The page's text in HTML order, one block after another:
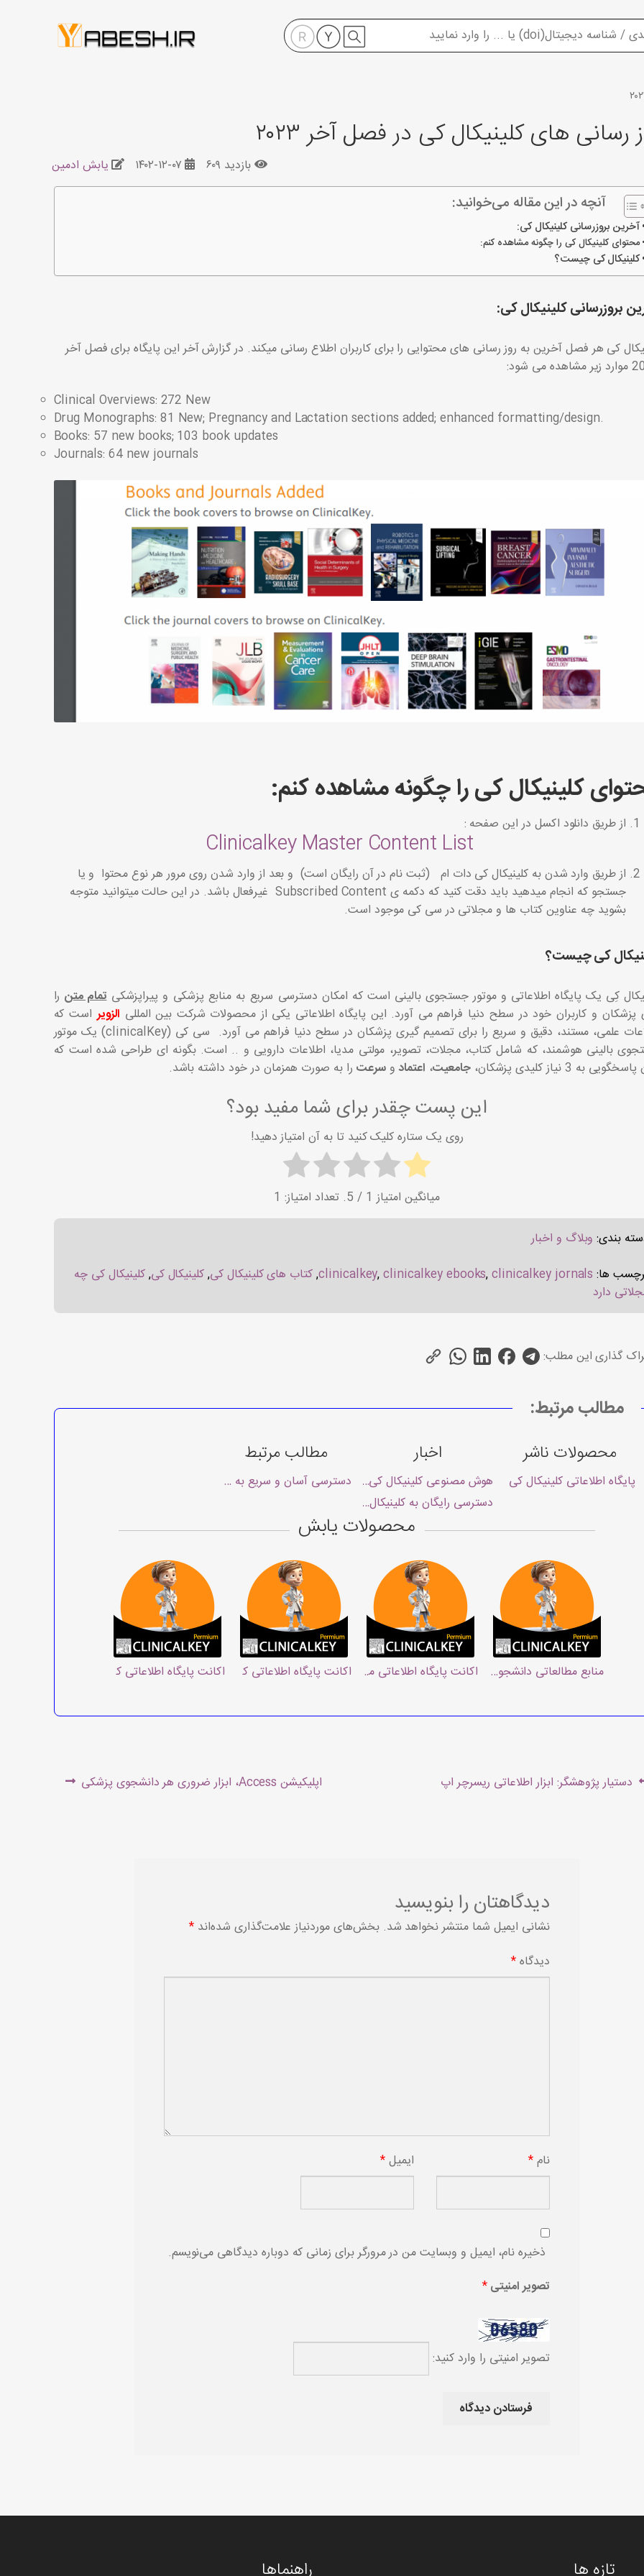
رسانی های کلینیکال کی در فصل آخر ۲۰۲۳
یابش ادمین ۱۴۰۲-۱۲-۰۷ بازدید ۶۰۹
آنچه در این مقاله می‌خوانید:
آخرین بروزرسانی کلینیکال کی:
محتوای کلینیکال کی را چگونه مشاهده کنم:
کلینیکال کی چیست؟
بروزرسانی کلینیکال کی:
کی هر فصل آخرین به روز رسانی های محتوایی را برای کاربران اطلاع رسانی میکند. در گزارش آخر این پایگاه برای فصل آخر
می شود:
Clinical Overviews: 272 New
Drug Monographs: 81 New; Pregnancy and Lactation sections added; enhanced formatting/design.
Books: 57 new books; 103 book updates
Journals: 64 new journals
کلینیکال کی را چگونه مشاهده کنم:
از طریق دانلود اکسل در این صفحه :
Clinicalkey Master Content List
از طریق وارد شدن به کلینیکال کی دات ام (ثبت نام در آن رایگان است) و بعد از وارد شدن روی مرور هر نوع محتوا و یا
جستجو که انجام میدهید باید دقت کنید که دکمه ی
Subscribed Content غیرفعال باشد. در این حالت میتوانید متوجه
بشوید چه عناوین کتاب ها و مجلاتی در سی کی موجود است.
کی چیست؟
کِی یک پایگاه اطلاعاتی و موتور جستجوی بالینی است که امکان دسترسی سریع به منابع پزشکی و پیراپزشکیتمام متن را
پزشکان و کاربران خود در سطح دنیا فراهم می آورد. این پایگاه اطلاعاتی یکی از محصولات شرکت بین المللی الزویراست که
اطلاعات علمی، مستند، دقیق و سریع را برای تصمیم گیری پزشکان در سطح دنیا فراهم می آورد. سی کی (clinicalKey) یک موتور
بالینی هوشمند، که شامل کتاب، مجلات، تصویر، مولتی مدیا، اطلاعات دارویی و .. است. بگونه ای طراحی شده است که
به 3 نیاز کلیدی پزشکان،
جامعیت، اعتمادوسرعت را به صورت همزمان در خود داشته باشد.
این پست چقدر برای شما مفید بود؟
روی یک ستاره کلیک کنید تا به آن امتیاز دهید!
میانگین امتیاز 1 / 5. تعداد امتیاز: 1
بندی: وبلاگ و اخبار
ها:
clinicalkey,clinicalkey ebooks,clinicalkey jornals
,کتاب های کلینیکال کی,کلینیکال کی,کلینیکال کی چه
دارد
گذاری این مطلب:
مطالب مرتبط:
محصولات ناشر
پایگاه اطلاعاتی کلینیکال کی
اخبار
هوش مصنوعی کلینیکال کی راه اندازی شد!
دسترسی رایگان به کلینیکال کی Clinicalkey
مطالب مرتبط
دسترسی آسان و سریع به مجلات معتبر پزشکی با یابش
محصولات یابش
منابع مطالعاتی دانشجویان پزشکی کلینیکال کیاکانت پایگاه اطلاعاتی مراقبت های بالینی، پزشکی و پرستاری کلینیکال کی ClinicalKey
اکانت پایگاه اطلاعاتی کلینیکال کی برای پرستاران
اکانت پایگاه اطلاعاتی کلینیکال فارماکولوژی
Previous
دستیار پژوهشگر: ابزار اطلاعاتی ریسرچر اپ
Next
اپلیکیشن Access، ابزار ضروری هر دانشجوی پزشکی
دیدگاهتان را بنویسید
نشانی ایمیل شما منتشر نخواهد شد. بخش‌های موردنیاز علامت‌گذاری شده‌اند *
دیدگاه*
نام* ایمیل*
ذخیره نام، ایمیل و وبسایت من در مرورگر برای زمانی که دوباره دیدگاهی می‌نویسم.
تصویر امنیتی*
تصویر امنیتی را وارد کنید:
تازه ها راهنماها